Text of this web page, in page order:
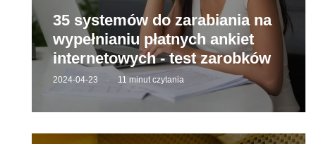
35 systemów do zarabiania na
wypełnianiu płatnych ankiet
internetowych - test zarobków
2024-04-23 11 minut czytania